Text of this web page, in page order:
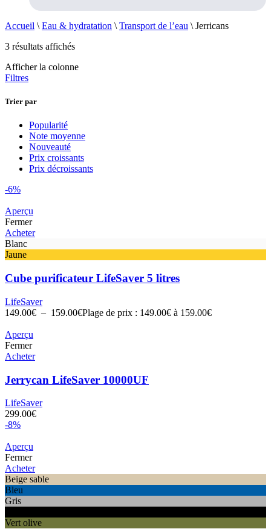
Accueil \ Eau & hydratation \ Transport de l’eau \ Jerricans
3 résultats affichés
Afficher la colonne
Filtres
Trier par
Popularité
Note moyenne
Nouveauté
Prix croissants
Prix décroissants
-6%
Aperçu
Fermer
Acheter
Blanc
Jaune
Cube purificateur LifeSaver 5 litres
LifeSaver
149.00€ – 159.00€Plage de prix : 149.00€ à 159.00€
Aperçu
Fermer
Acheter
Jerrycan LifeSaver 10000UF
LifeSaver
299.00€
-8%
Aperçu
Fermer
Acheter
Beige sable
Bleu
Gris
Vert olive